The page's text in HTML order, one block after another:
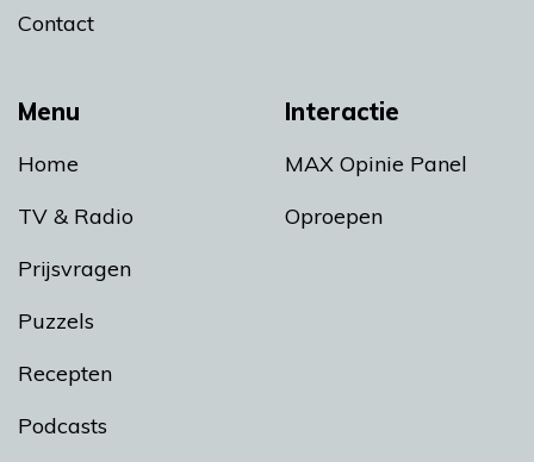
Menu
Home
TV & Radio
Prijsvragen
Puzzels
Recepten
Podcasts
Interactie
MAX Opinie Panel
Oproepen
Contact